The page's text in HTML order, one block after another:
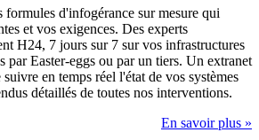
formules d'infogérance sur mesure qui
et vos exigences. Des experts
H24, 7 jours sur 7 sur vos infrastructures
par Easter-eggs ou par un tiers. Un extranet
en temps réel l'état de vos systèmes
détaillés de toutes nos interventions.
En savoir plus »